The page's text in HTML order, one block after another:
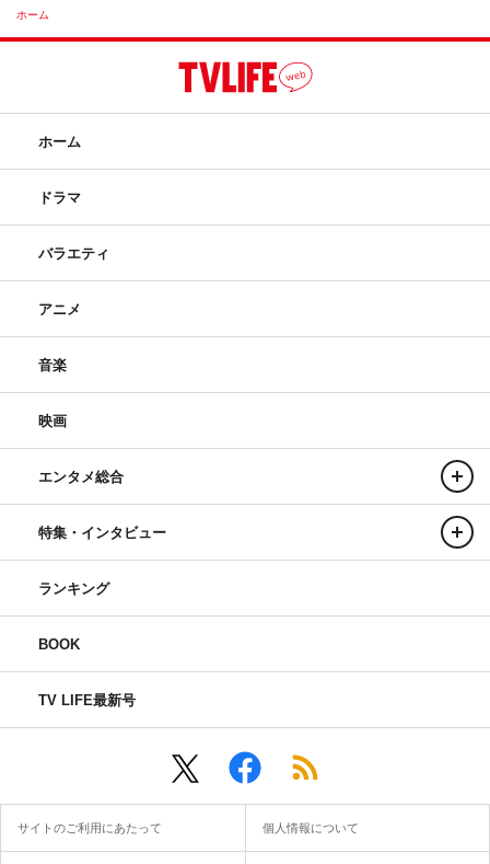
ホーム
ホーム
ドラマ
バラエティ
アニメ
音楽
映画
エンタメ総合
特集・インタビュー
ランキング
BOOK
TV LIFE最新号
サイトのご利用にあたって 個人情報について